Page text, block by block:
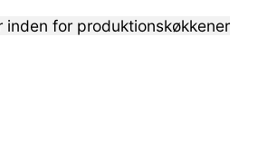
for produktionskøkkener